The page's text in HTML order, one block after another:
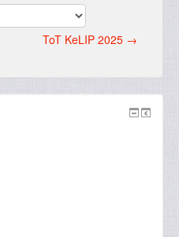
ToT KeLIP 2025 →